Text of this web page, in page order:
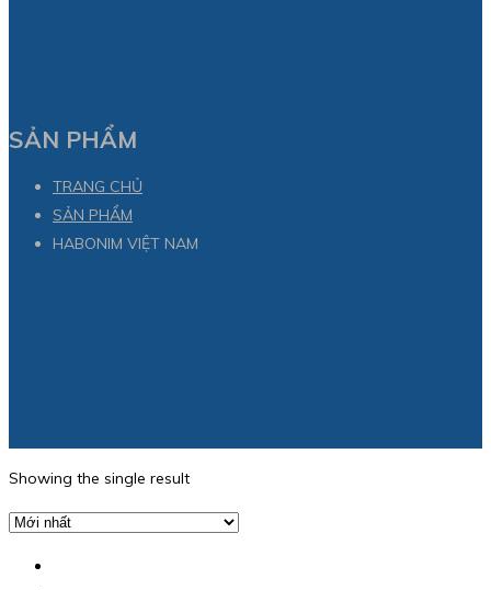
SẢN PHẨM
TRANG CHỦ
SẢN PHẨM
HABONIM VIỆT NAM
Showing the single result